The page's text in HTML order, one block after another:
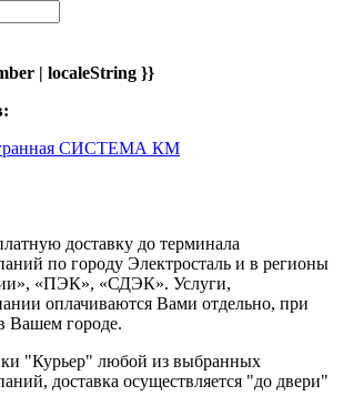
| localeString }}
СИСТЕМА КМ
доставку до терминала
по городу Электросталь и в регионы
«ПЭК», «СДЭК». Услуги,
оплачиваются Вами отдельно, при
Вашем городе.
"Курьер" любой из выбранных
доставка осуществляется "до двери"